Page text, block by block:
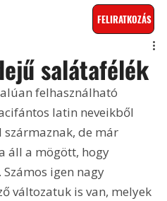
FELIRATKOZÁS
salátafélék
felhasználható
latin neveikből
de már
áll a mögött, hogy
igen nagy
változatuk is van, melyek